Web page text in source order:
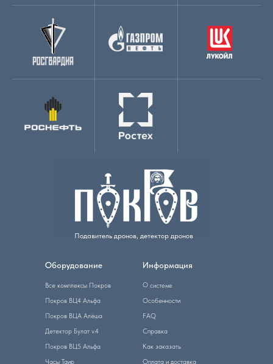
Подавитель дронов, детектор дронов
Оборудование
Все комплексы Покров
Покров ВЦ4 Альфа
Покров ВЦА Алёша
Детектор Булат v.4
Покров ВЦ5 Альфа
Часы Таир
Информация
О системе
Особенности
FAQ
Справка
Как заказать
Оплата и доставка